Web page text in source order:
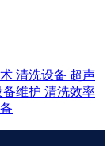
清洗设备 超声
备维护 清洗效率